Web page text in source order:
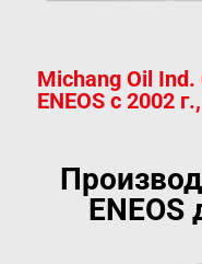
Michang Oil Ind.
ENEOS с 2002